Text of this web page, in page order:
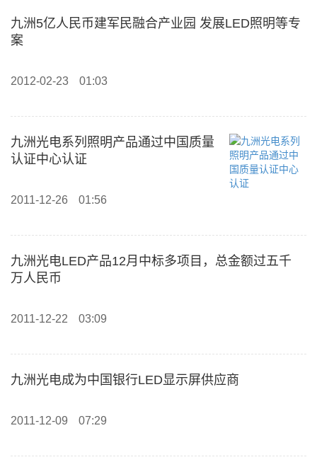
九洲5亿人民币建军民融合产业园 发展LED照明等专
案
2012-02-23 01:03
九洲光电系列照明产品通过中国质量
认证中心认证
2011-12-26 01:56
九洲光电LED产品12月中标多项目，总金额过五千
万人民币
2011-12-22 03:09
九洲光电成为中国银行LED显示屏供应商
2011-12-09 07:29